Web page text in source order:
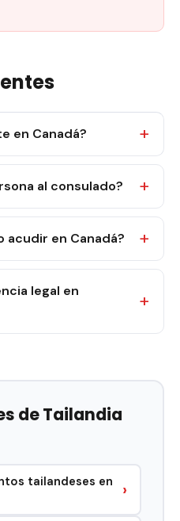
en Canadá?
al consulado?
acudir en Canadá?
legal en
de Tailandia
tailandeses en
›